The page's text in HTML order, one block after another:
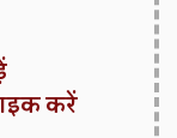
करें